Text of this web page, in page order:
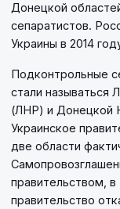
Донецкой
сепаратистов.
Украины в 2014
Подконтрольные
стали называться
(ЛНР) и Донецкой
Украинское
две области
правительством,
правительство